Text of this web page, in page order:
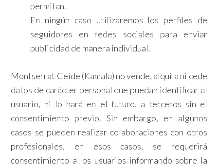
permitan.
En ningún caso utilizaremos los perfiles de
seguidores en redes sociales para enviar
publicidad de manera individual.
Montserrat Ceide (Kamala) no vende, alquila ni cede
datos de carácter personal que puedan identificar al
usuario, ni lo hará en el futuro, a terceros sin el
consentimiento previo. Sin embargo, en algunos
casos se pueden realizar colaboraciones con otros
profesionales, en esos casos, se requerirá
consentimiento a los usuarios informando sobre la